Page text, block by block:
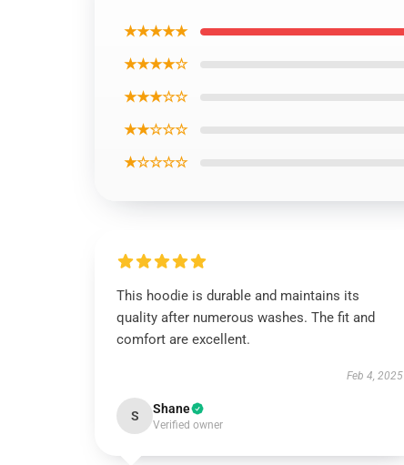
★★★★★
★★★★☆
★★★☆☆
★★☆☆☆
★☆☆☆☆
This hoodie is durable and maintains its
quality after numerous washes. The fit and
comfort are excellent.
Feb 4, 2025
S Shane
Verified owner